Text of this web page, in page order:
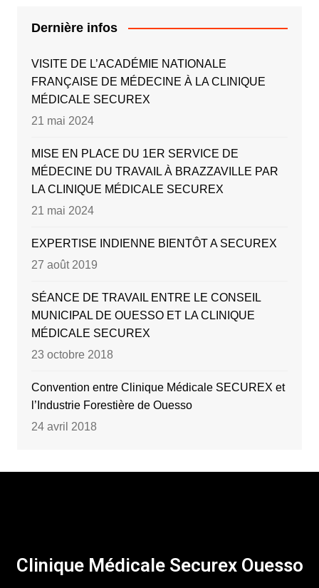
Dernière infos
VISITE DE L’ACADÉMIE NATIONALE
FRANÇAISE DE MÉDECINE À LA CLINIQUE
MÉDICALE SECUREX
21 mai 2024
MISE EN PLACE DU 1ER SERVICE DE
MÉDECINE DU TRAVAIL À BRAZZAVILLE PAR
LA CLINIQUE MÉDICALE SECUREX
21 mai 2024
EXPERTISE INDIENNE BIENTÔT A SECUREX
27 août 2019
SÉANCE DE TRAVAIL ENTRE LE CONSEIL
MUNICIPAL DE OUESSO ET LA CLINIQUE
MÉDICALE SECUREX
23 octobre 2018
Convention entre Clinique Médicale SECUREX et
l’Industrie Forestière de Ouesso
24 avril 2018
Clinique Médicale Securex Ouesso